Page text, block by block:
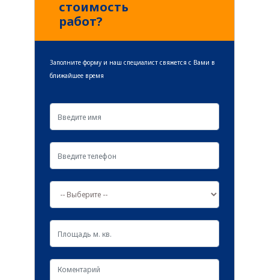
стоимость
работ?
Заполните форму и наш специалист свяжется с Вами в
ближайшее время